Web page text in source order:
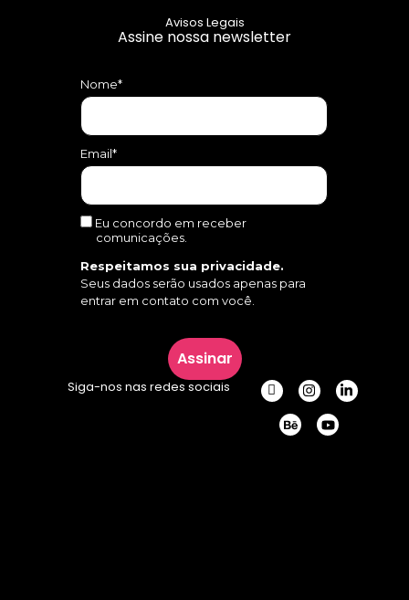
Avisos Legais
Assine nossa newsletter
Nome*
Email*
Eu concordo em receber
comunicações.
Respeitamos sua privacidade.
Seus dados serão usados apenas para
entrar em contato com você.
Assinar
Siga-nos nas redes sociais